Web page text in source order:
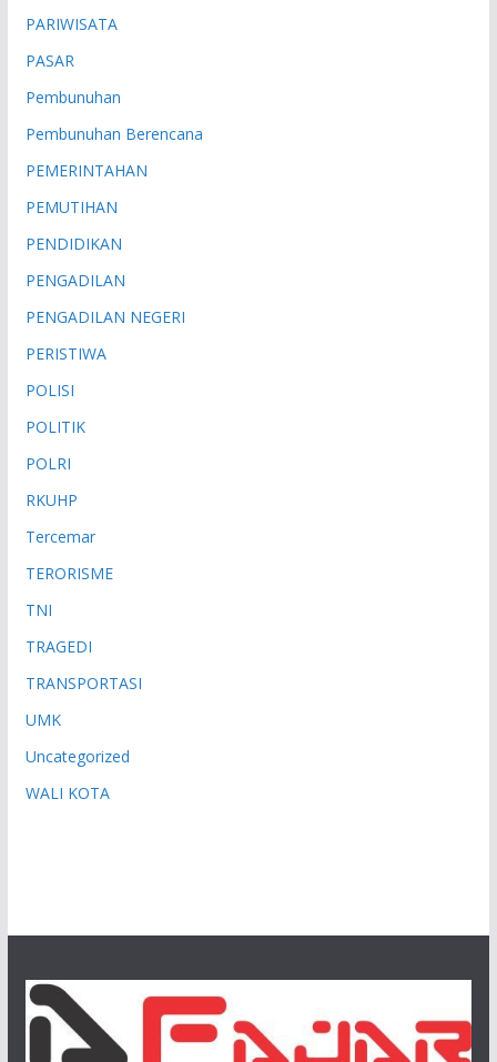
PARIWISATA
PASAR
Pembunuhan
Pembunuhan Berencana
PEMERINTAHAN
PEMUTIHAN
PENDIDIKAN
PENGADILAN
PENGADILAN NEGERI
PERISTIWA
POLISI
POLITIK
POLRI
RKUHP
Tercemar
TERORISME
TNI
TRAGEDI
TRANSPORTASI
UMK
Uncategorized
WALI KOTA